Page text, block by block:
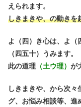
えられます。
しきまきや、の動きを
よ（四）き心は、よ（
（四五十）うみます。
此の道理 （土ウ理） が
しきまきや、から次
グ、お悩み相談等、進